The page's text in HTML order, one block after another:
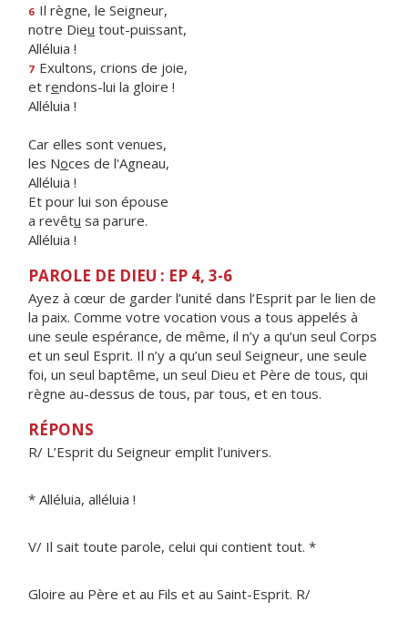
6 Il règne, le Seigneur,
notre Dieu tout-puissant,
Alléluia !
7 Exultons, crions de joie,
et rendons-lui la gloire !
Alléluia !
Car elles sont venues,
les Noces de l'Agneau,
Alléluia !
Et pour lui son épouse
a revêtu sa parure.
Alléluia !
PAROLE DE DIEU : EP 4, 3-6
Ayez à cœur de garder l’unité dans l’Esprit par le lien de
la paix. Comme votre vocation vous a tous appelés à
une seule espérance, de même, il n’y a qu’un seul Corps
et un seul Esprit. Il n’y a qu’un seul Seigneur, une seule
foi, un seul baptême, un seul Dieu et Père de tous, qui
règne au-dessus de tous, par tous, et en tous.
RÉPONS
R/ L’Esprit du Seigneur emplit l’univers.
* Alléluia, alléluia !
V/ Il sait toute parole, celui qui contient tout. *
Gloire au Père et au Fils et au Saint-Esprit. R/